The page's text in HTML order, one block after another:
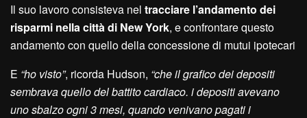
Il suo lavoro consisteva nel tracciare l’andamento dei
risparmi nella città di New York, e confrontare questo
andamento con quello della concessione di mutui ipotecari
E “ho visto”, ricorda Hudson, “che il grafico dei depositi
sembrava quello del battito cardiaco. i depositi avevano
uno sbalzo ogni 3 mesi, quando venivano pagati i